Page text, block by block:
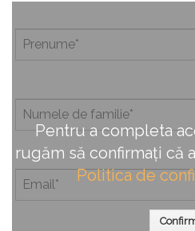
Pentru a completa
rugăm să confirmați că
Politica de